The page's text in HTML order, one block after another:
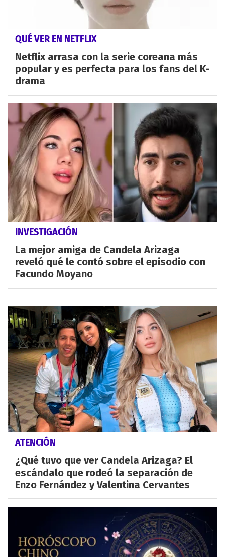
QUÉ VER EN NETFLIX
Netflix arrasa con la serie coreana más
popular y es perfecta para los fans del K-
drama
INVESTIGACIÓN
La mejor amiga de Candela Arizaga
reveló qué le contó sobre el episodio con
Facundo Moyano
ATENCIÓN
¿Qué tuvo que ver Candela Arizaga? El
escándalo que rodeó la separación de
Enzo Fernández y Valentina Cervantes